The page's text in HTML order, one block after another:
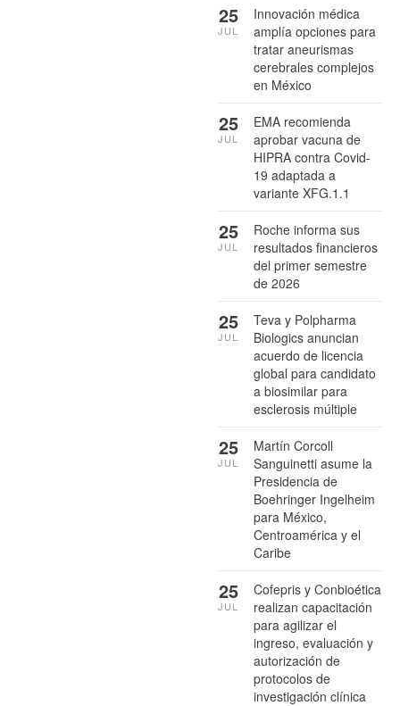
Innovación médica
amplía opciones para
tratar aneurismas
cerebrales complejos
en México
25
JUL
EMA recomienda
aprobar vacuna de
HIPRA contra Covid-
19 adaptada a
variante XFG.1.1
25
JUL
Roche informa sus
resultados financieros
del primer semestre
de 2026
25
JUL
Teva y Polpharma
Biologics anuncian
acuerdo de licencia
global para candidato
a biosimilar para
esclerosis múltiple
25
JUL
Martín Corcoll
Sanguinetti asume la
Presidencia de
Boehringer Ingelheim
para México,
Centroamérica y el
Caribe
25
JUL
Cofepris y Conbioética
realizan capacitación
para agilizar el
ingreso, evaluación y
autorización de
protocolos de
investigación clínica
25
JUL